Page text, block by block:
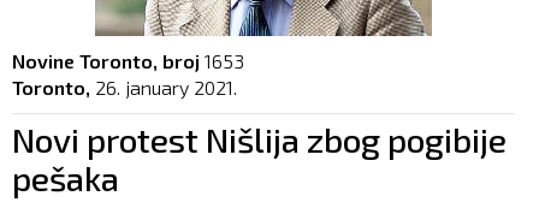
Novine Toronto, broj 1653
Toronto, 26. january 2021.
Novi protest Nišlija zbog pogibije
pešaka